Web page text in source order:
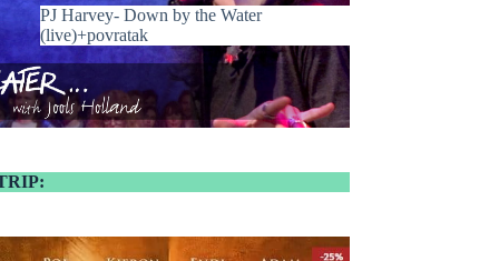
PJ Harvey- Down by the Water
(live)+povratak